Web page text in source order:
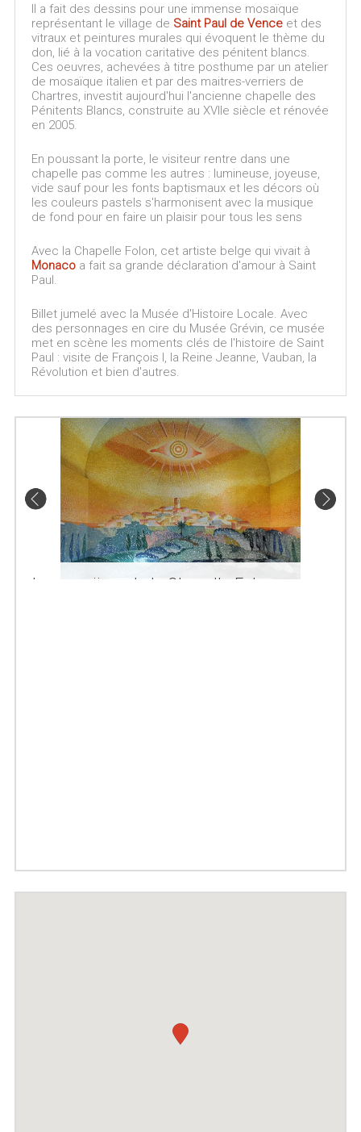
Il a fait des dessins pour une immense mosaïque
représentant le village de Saint Paul de Venceet des
vitraux et peintures murales qui évoquent le thème du
don, lié à la vocation caritative des pénitent blancs.
Ces oeuvres, achevées à titre posthume par un atelier
de mosaïque italien et par des maitres-verriers de
Chartres, investit aujourd'hui l'ancienne chapelle des
Pénitents Blancs, construite au XVIIe siècle et rénovée
en 2005.
En poussant la porte, le visiteur rentre dans une
chapelle pas comme les autres : lumineuse, joyeuse,
vide sauf pour les fonts baptismaux et les décors où
les couleurs pastels s'harmonisent avec la musique
de fond pour en faire un plaisir pour tous les sens
Avec la Chapelle Folon, cet artiste belge qui vivait à
Monaco a fait sa grande déclaration d'amour à Saint
Paul.
Billet jumelé avec la Musée d'Histoire Locale. Avec
des personnages en cire du Musée Grévin, ce musée
met en scène les moments clés de l'histoire de Saint
Paul : visite de François I, la Reine Jeanne, Vauban, la
Révolution et bien d'autres.
La mosaïque de la Chapelle Folon